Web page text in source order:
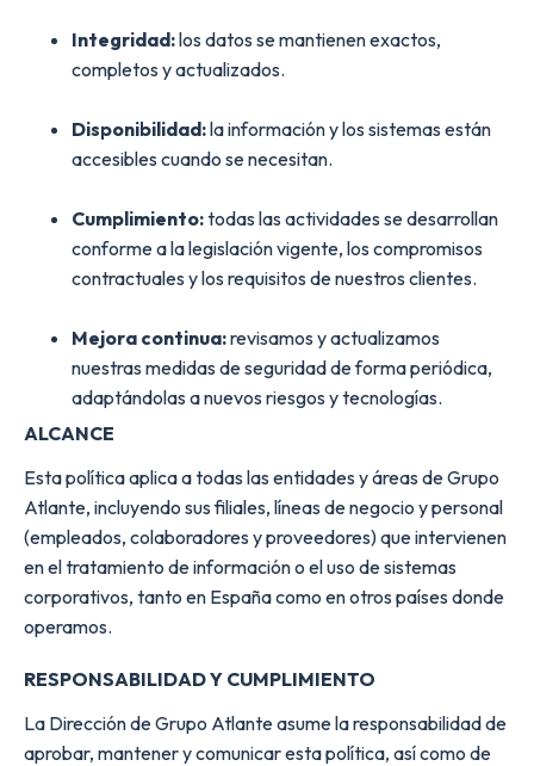
Integridad:los datos se mantienen exactos,
completos y actualizados.
Disponibilidad:la información y los sistemas están
accesibles cuando se necesitan.
Cumplimiento:todas las actividades se desarrollan
conforme a la legislación vigente, los compromisos
contractuales y los requisitos de nuestros clientes.
Mejora continua:revisamos y actualizamos
nuestras medidas de seguridad de forma periódica,
adaptándolas a nuevos riesgos y tecnologías.
ALCANCE
Esta política aplica a todas las entidades y áreas de Grupo
Atlante, incluyendo sus filiales, líneas de negocio y personal
(empleados, colaboradores y proveedores) que intervienen
en el tratamiento de información o el uso de sistemas
corporativos, tanto en España como en otros países donde
operamos.
RESPONSABILIDAD Y CUMPLIMIENTO
La Dirección de Grupo Atlante asume la responsabilidad de
aprobar, mantener y comunicar esta política, así como de